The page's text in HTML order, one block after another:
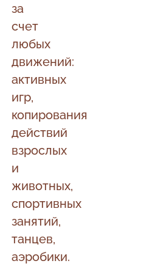
за
счет
любых
движений:
активных
игр,
копирования
действий
взрослых
и
животных,
спортивных
занятий,
танцев,
аэробики.